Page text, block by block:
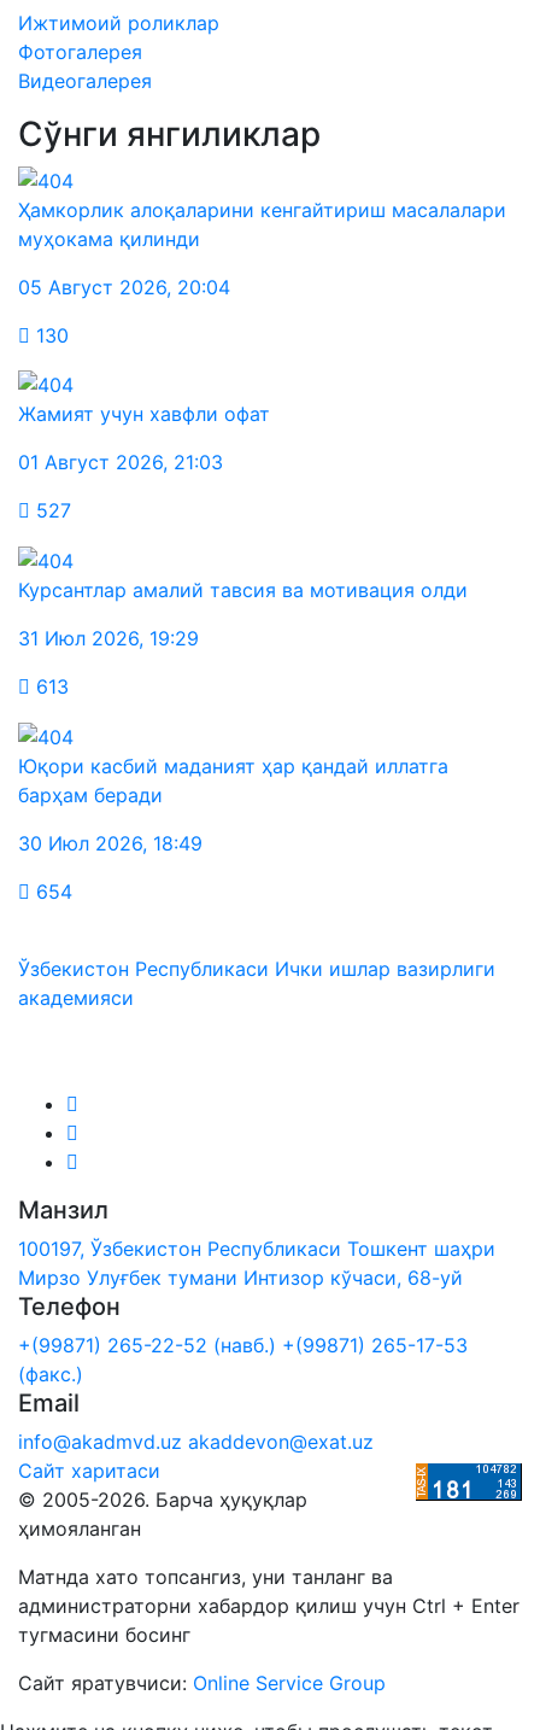
Ижтимоий роликлар
Фотогалерея
Видеогалерея
Сўнги янгиликлар
Ҳамкорлик алоқаларини кенгайтириш масалалари
муҳокама қилинди
05 Август 2026, 20:04
130
Жамият учун хавфли офат
01 Август 2026, 21:03
527
Курсантлар амалий тавсия ва мотивация олди
31 Июл 2026, 19:29
613
Юқори касбий маданият ҳар қандай иллатга
барҳам беради
30 Июл 2026, 18:49
654
Ўзбекистон Республикаси Ички ишлар вазирлиги
академияси
Манзил
100197, Ўзбекистон Республикаси Тошкент шаҳри
Мирзо Улуғбек тумани Интизор кўчаси, 68-уй
Телефон
+(99871) 265-22-52 (навб.) +(99871) 265-17-53
(факс.)
Email
info@akadmvd.uz akaddevon@exat.uz
Сайт харитаси
© 2005-2026. Барча ҳуқуқлар
ҳимояланган
Матнда хато топсангиз, уни танланг ва
администраторни хабардор қилиш учун Ctrl + Enter
тугмасини босинг
Сайт яратувчиси: Online Service Group